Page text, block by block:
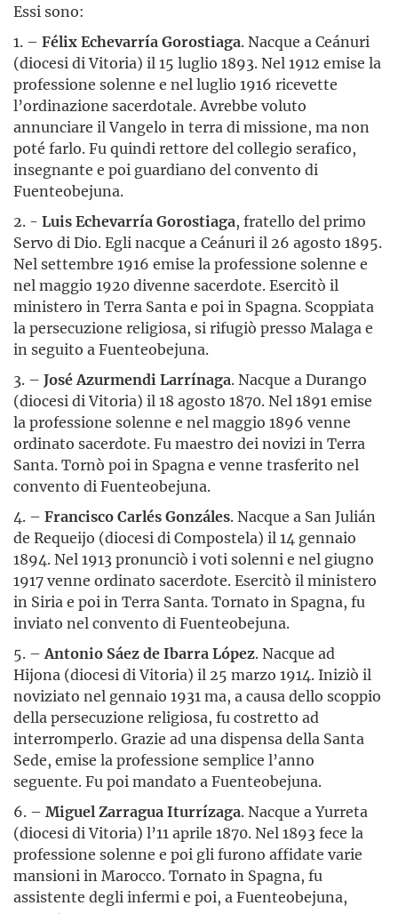
Essi sono:
1. – Félix Echevarría Gorostiaga. Nacque a Ceánuri
(diocesi di Vitoria) il 15 luglio 1893. Nel 1912 emise la
professione solenne e nel luglio 1916 ricevette
l’ordinazione sacerdotale. Avrebbe voluto
annunciare il Vangelo in terra di missione, ma non
poté farlo. Fu quindi rettore del collegio serafico,
insegnante e poi guardiano del convento di
Fuenteobejuna.
2. - Luis Echevarría Gorostiaga, fratello del primo
Servo di Dio. Egli nacque a Ceánuri il 26 agosto 1895.
Nel settembre 1916 emise la professione solenne e
nel maggio 1920 divenne sacerdote. Esercitò il
ministero in Terra Santa e poi in Spagna. Scoppiata
la persecuzione religiosa, si rifugiò presso Malaga e
in seguito a Fuenteobejuna.
3. – José Azurmendi Larrínaga. Nacque a Durango
(diocesi di Vitoria) il 18 agosto 1870. Nel 1891 emise
la professione solenne e nel maggio 1896 venne
ordinato sacerdote. Fu maestro dei novizi in Terra
Santa. Tornò poi in Spagna e venne trasferito nel
convento di Fuenteobejuna.
4. – Francisco Carlés Gonzáles. Nacque a San Julián
de Requeijo (diocesi di Compostela) il 14 gennaio
1894. Nel 1913 pronunciò i voti solenni e nel giugno
1917 venne ordinato sacerdote. Esercitò il ministero
in Siria e poi in Terra Santa. Tornato in Spagna, fu
inviato nel convento di Fuenteobejuna.
5. – Antonio Sáez de Ibarra López. Nacque ad
Hijona (diocesi di Vitoria) il 25 marzo 1914. Iniziò il
noviziato nel gennaio 1931 ma, a causa dello scoppio
della persecuzione religiosa, fu costretto ad
interromperlo. Grazie ad una dispensa della Santa
Sede, emise la professione semplice l’anno
seguente. Fu poi mandato a Fuenteobejuna.
6. – Miguel Zarragua Iturrízaga. Nacque a Yurreta
(diocesi di Vitoria) l’11 aprile 1870. Nel 1893 fece la
professione solenne e poi gli furono affidate varie
mansioni in Marocco. Tornato in Spagna, fu
assistente degli infermi e poi, a Fuenteobejuna,